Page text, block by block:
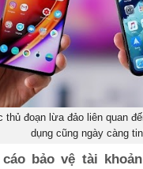
thủ đoạn lừa đảo liên quan
dụng cũng ngày càng
cáo bảo vệ tài